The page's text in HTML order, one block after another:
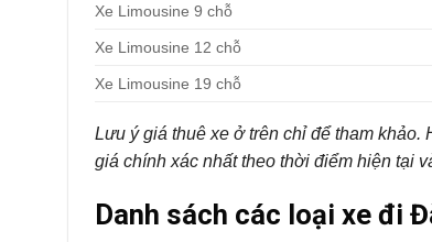
Xe Limousine 9 chỗ
Xe Limousine 12 chỗ
Xe Limousine 19 chỗ
Lưu ý giá thuê xe ở trên chỉ để tham
giá chính xác nhất theo thời điểm hiện tại
Danh sách các loại xe đi